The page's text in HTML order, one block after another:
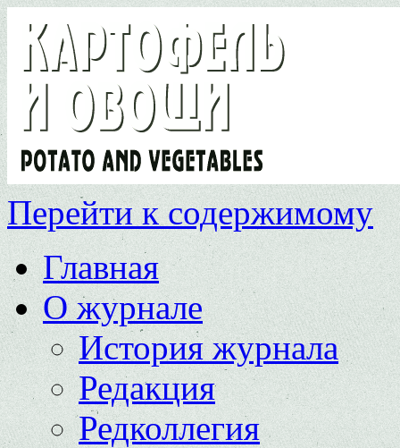
Перейти к содержимому
Главная
О журнале
История журнала
Редакция
Редколлегия